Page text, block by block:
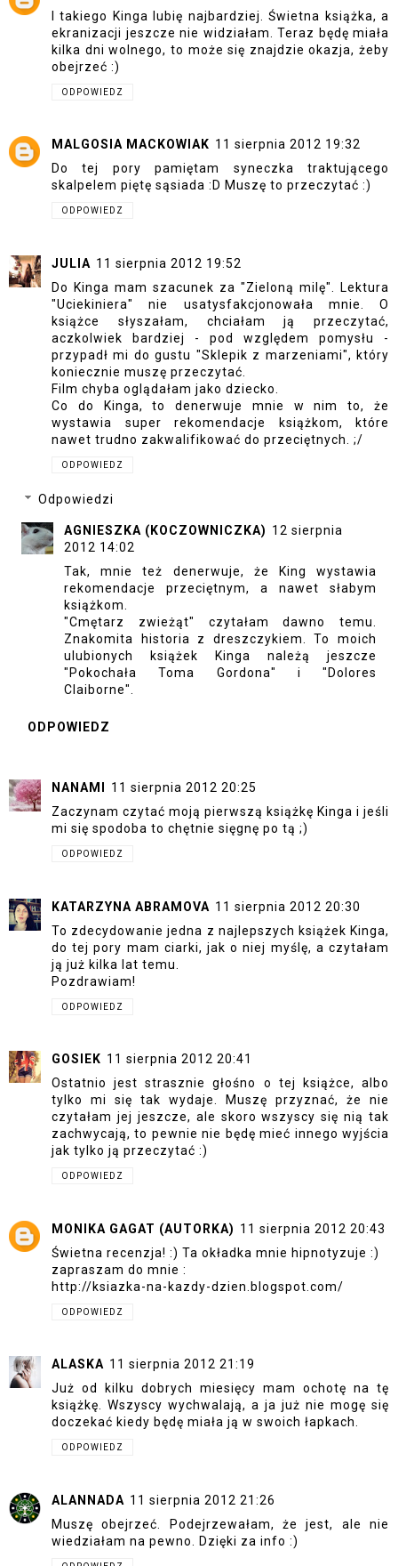
I takiego Kinga lubię najbardziej. Świetna książka, a
ekranizacji jeszcze nie widziałam. Teraz będę miała
kilka dni wolnego, to może się znajdzie okazja, żeby
obejrzeć :)
ODPOWIEDZ
MALGOSIA MACKOWIAK 11 sierpnia 2012 19:32
Do tej pory pamiętam syneczka traktującego
skalpelem piętę sąsiada :D Muszę to przeczytać :)
ODPOWIEDZ
JULIA 11 sierpnia 2012 19:52
Do Kinga mam szacunek za "Zieloną milę". Lektura
"Uciekiniera" nie usatysfakcjonowała mnie. O
książce słyszałam, chciałam ją przeczytać,
aczkolwiek bardziej - pod względem pomysłu -
przypadł mi do gustu "Sklepik z marzeniami", który
koniecznie muszę przeczytać.
Film chyba oglądałam jako dziecko.
Co do Kinga, to denerwuje mnie w nim to, że
wystawia super rekomendacje książkom, które
nawet trudno zakwalifikować do przeciętnych. ;/
ODPOWIEDZ
Odpowiedzi
AGNIESZKA (KOCZOWNICZKA) 12 sierpnia
2012 14:02
Tak, mnie też denerwuje, że King wystawia
rekomendacje przeciętnym, a nawet słabym
książkom.
"Cmętarz zwieżąt" czytałam dawno temu.
Znakomita historia z dreszczykiem. To moich
ulubionych książek Kinga należą jeszcze
"Pokochała Toma Gordona" i "Dolores
Claiborne".
ODPOWIEDZ
NANAMI
11 sierpnia 2012 20:25
Zaczynam czytać moją pierwszą książkę Kinga i jeśli
mi się spodoba to chętnie sięgnę po tą ;)
ODPOWIEDZ
KATARZYNA ABRAMOVA 11 sierpnia 2012 20:30
To zdecydowanie jedna z najlepszych książek Kinga,
do tej pory mam ciarki, jak o niej myślę, a czytałam
ją już kilka lat temu.
Pozdrawiam!
ODPOWIEDZ
GOSIEK 11 sierpnia 2012 20:41
Ostatnio jest strasznie głośno o tej książce, albo
tylko mi się tak wydaje. Muszę przyznać, że nie
czytałam jej jeszcze, ale skoro wszyscy się nią tak
zachwycają, to pewnie nie będę mieć innego wyjścia
jak tylko ją przeczytać :)
ODPOWIEDZ
MONIKA GAGAT (AUTORKA) 11 sierpnia 2012 20:43
Świetna recenzja! :) Ta okładka mnie hipnotyzuje :)
zapraszam do mnie :
http://ksiazka-na-kazdy-dzien.blogspot.com/
ODPOWIEDZ
ALASKA 11 sierpnia 2012 21:19
Już od kilku dobrych miesięcy mam ochotę na tę
książkę. Wszyscy wychwalają, a ja już nie mogę się
doczekać kiedy będę miała ją w swoich łapkach.
ODPOWIEDZ
ALANNADA 11 sierpnia 2012 21:26
Muszę obejrzeć. Podejrzewałam, że jest, ale nie
wiedziałam na pewno. Dzięki za info :)